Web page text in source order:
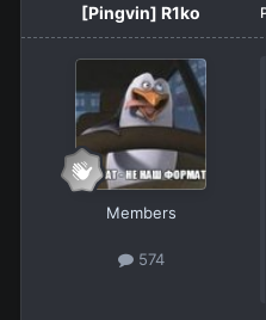
[Pingvin] R1ko
Members
574